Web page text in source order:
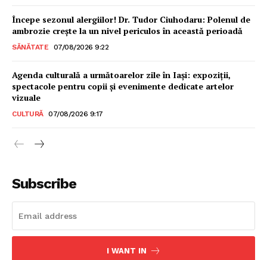
Începe sezonul alergiilor! Dr. Tudor Ciuhodaru: Polenul de
ambrozie crește la un nivel periculos în această perioadă
SĂNĂTATE 07/08/2026 9:22
Agenda culturală a următoarelor zile în Iași: expoziții,
spectacole pentru copii și evenimente dedicate artelor
vizuale
CULTURĂ 07/08/2026 9:17
Subscribe
I WANT IN